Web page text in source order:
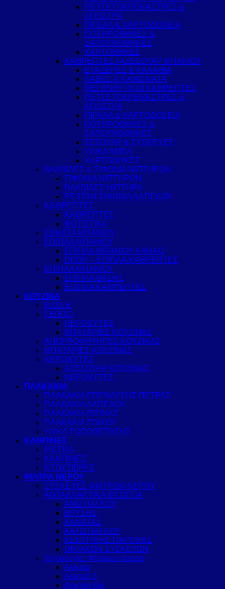
ΠΕΤΣΕΤΟΚΡΕΜΑΣΤΡΕΣ &
ΑΓΚΙΣΤΡΑ
ΠΙΓΚΑΛ & ΧΑΡΤΟΔΟΧΕΙΑ
ΠΟΤΗΡΟΘΗΚΕΣ &
ΣΑΠΟΥΝΟΘΗΚΕΣ
ΧΑΡΤΟΘΗΚΕΣ
ΚΑΘΡΕΠΤΕΣ / ΑΞΕΣΟΥΑΡ ΜΠΑΝΙΟΥ
ΕΤΑΖΕΡΕΣ & ΚΑΛΑΘΙΑ
ΛΑΒΕΣ & ΚΑΘΙΣΜΑΤΑ
ΜΕΓΕΝΘΥΤΙΚΟΙ ΚΑΘΡΕΠΤΕΣ
ΠΕΤΣΕΤΟΚΡΕΜΑΣΤΡΕΣ &
ΑΓΚΙΣΤΡΑ
ΠΙΓΚΑΛ & ΧΑΡΤΟΔΟΧΕΙΑ
ΠΟΤΗΡΟΘΗΚΕΣ &
ΣΑΠΟΥΝΟΘΗΚΕΣ
ΣΕΣΟΥΑΡ & ΣΥΣΚΕΥΕΣ
ΥΛΙΚΑ ΑΜΕΑ
ΧΑΡΤΟΘΗΚΕΣ
ΒΑΛΒΙΔΕΣ & ΣΙΦΟΝΙΑ ΝΙΠΤΗΡΩΝ
ΣΙΦΩΝΙΑ ΝΙΠΤΗΡΩΝ
ΒΑΛΒΙΔΕΣ ΝΙΠΤΗΡΑ
PESTAN ΣΙΦΩΝΙΑ ΔΑΠΕΔΟΥ
ΚΑΘΡΕΠΤΕΣ
ΚΑΘΡΕΠΤΕΣ
ΦΩΤΙΣΤΙΚΑ
ΣΩΜΑΤΑ ΜΠΑΝΙΟΥ
ΕΠΙΠΛΑ ΜΠΑΝΙΟΥ
ΕΠΙΠΛΑ ΜΠΑΝΙΟΥ KARAG
DROP – ΕΠΙΠΛΑ ΚΑΘΡΕΠΤΕΣ
ΕΠΙΠΛΑ ΜΠΑΝΙΟΥ
ΕΠΙΠΛΑ ΒΑΣΗΣ
ΕΠΙΠΛΑ ΚΑΘΡΕΠΤΕΣ
ΚΟΥΖΙΝΑ
INOX B
FERRO
ΝΕΡΟΧΥΤΕΣ
ΜΠΑΤΑΡΙΕΣ ΚΟΥΖΙΝΑΣ
ΑΠΟΡΡΟΦΗΤΗΡΕΣ ΚΟΥΖΙΝΑΣ
ΜΠΑΤΑΡΙΕΣ ΚΟΥΖΙΝΑΣ
ΝΕΡΟΧΥΤΕΣ
ΑΞΕΣΟΥΑΡ ΚΟΥΖΙΝΑΣ
ΝΕΡΟΧΥΤΕΣ
ΠΛΑΚΑΚΙΑ
ΠΛΑΚΑΚΙΑ ΕΠΕΝΔΥΣΗΣ ΠΕΤΡΑΣ
ΠΛΑΚΑΚΙΑ ΔΑΠΕΔΟΥ
ΠΛΑΚΑΚΙΑ ΠΙΣΙΝΑΣ
ΠΛΑΚΑΚΙΑ ΤΟΙΧΟΥ
ΥΛΙΚΑ ΤΟΠΟΘΕΤΗΣΗΣ
ΚΑΜΠΙΝΕΣ
PIETRA
ΚΑΜΠΙΝΕΣ
ΝΤΟΥΖΙΕΡΕΣ
ΦΙΛΤΡΑ ΝΕΡΟΥ
ΣΥΣΚΕΥΕΣ ΦΙΛΤΡΩΝ ΝΕΡΟΥ
ΑΝΤΑΛΛΑΚΤΙΚΑ ΦΥΣΙΓΓΙΑ
ΑΝΩ ΠΑΓΚΟΥ
ΒΡΥΣΗΣ
ΚΑΝΑΤΑΣ
ΚΑΤΩ ΠΑΓΚΟΥ
ΚΕΝΤΡΙΚΗΣ ΠΑΡΟΧΗΣ
ΟΙΚΙΑΚΩΝ ΣΥΣΚΕΥΩΝ
Τεχνολογίες Φίλτρων Νερού
Aragon
Aragon 3
Aragon Bio